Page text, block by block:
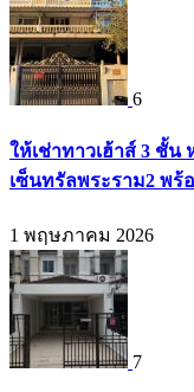
6
ให้เช่าทาวเฮ้าส์ 3 ชั้
เซ็นทรัลพระราม2 พร้อ
1 พฤษภาคม 2026
7